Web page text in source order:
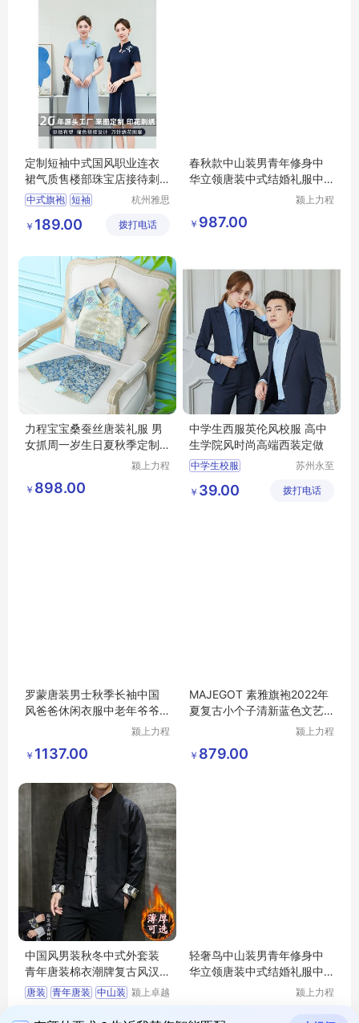
定制短袖中式国风职业连衣
裙气质售楼部珠宝店接待刺
绣旗袍工作服
中式旗袍 短袖
楼部珠宝店
杭州雅思
饰有限公
￥ 189.00 拨打电话
春秋款中山装男青年修身中
华立领唐装中式结婚礼服中
颍上力程
￥ 987.00
力程宝宝桑蚕丝唐装礼服 男
女抓周一岁生日夏秋季定制
颍上力程
￥ 898.00
中学生西服英伦风校服 高中
生学院风时尚高端西装定做
中学生校服
初中生校服
苏州永至
限公司
￥ 39.00 拨打电话
罗蒙唐装男士秋季长袖中国
风爸爸休闲衣服中老年爷爷
颍上力程
￥ 1137.00
MAJEGOT 素雅旗袍2022年
夏复古小个子清新蓝色文艺
颍上力程
￥ 879.00
中国风男装秋冬中式外套装
青年唐装棉衣潮牌复古风汉
服修身中山装
唐装 青年唐装 中山装 颍上卓越
有限公司
￥ 428.00 拨打电话
轻奢鸟中山装男青年修身中
华立领唐装中式结婚礼服中
颍上力程
有限公司